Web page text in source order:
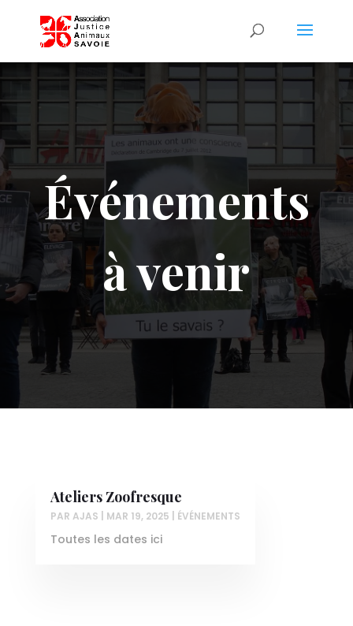
Événements
à venir
Ateliers Zoofresque
PAR AJAS MAR 19, 2025 ÉVÉNEMENTS
Toutes les dates ici